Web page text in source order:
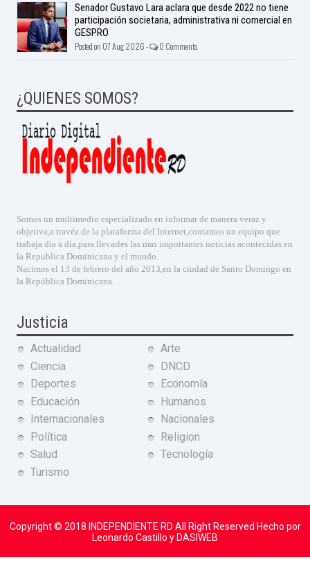
Senador Gustavo Lara aclara que desde 2022 no tiene
participación societaria, administrativa ni comercial en
GESPRO
Posted on 07 Aug 2026 - 0 Comments
¿QUIENES SOMOS?
Somos un multimedio especializado en informar de manera veraz y
objetiva,a travéz de la plataforma del Internet,contamos un equipo que
trabaja dia a dia,para llevarles las mas importantes noticias acontecidas en
la Republica Dominicana y el mundo.
Nacimos el 13 de febrero del año 2013,en la ciudad de Santo Domingo en
la República Dominicana.
Justicia
Actualidad
Arte
Ciencia
DNCD
Deportes
Economía
Educación
Humanos
Internacionales
Nacionales
Política
Religion
Salud
Tecnología
Turismo
Copyright © 2018 INDEPENDIENTE RD All Right Reserved Hecho por
Leonardo Castillo y DASIWEB